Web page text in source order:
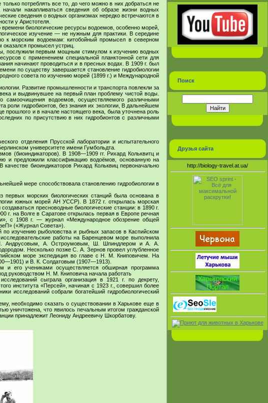
потреблять все то, до чего можно в них добраться не
накапливаться сведения об образе жизни водных
сведения о водных организмах нередко встречаются в
у Аристотеля.
биологические ресурсы водоемов, особенно морей,
изучение — не нужным для практики. В середине
к морским водоемам: китобойный промысел в северном
промысел устриц.
послужили первым мощным стимулом к изучению водных
с применением специальной планктонной сети для
начинают проводиться и в пресных водах. В 1909 г. был
по существу завершается становление гидробиологии
совета по изучению морей (1899 г.) и Международной
Развитие промышленности и транспорта повлекли за
и выдвинувшее на первый план проблему чистой воды.
водоемов, осуществляемого различными
роли гидробионтов, без знания их экологии, В дальнейшем
прошлого и в начале настоящего века, была уточнена роль
по присутствию в них гидробионтов с различными
отделения Прусской лаборатории и испытательного
университете имени Гумбольдта.
(биоиндикаторов). В 1908—1909 гг. Рихард Кольквитц и
и предложили классификацию водоёмов, основанную на
биоиндикаторов Рихард Кольквиц первоначально
мере способствовала становлению гидробиологии в
первых морских биологических станций была основана в
южных морей АН УССР). В 1872 г. открылась морская
пресноводные биологические станции: в 1890 г.
на Волге в Саратове открылась первая в Европе речная
с 1908 г. — журнал «Международное обозрение общей
(«Журнал Совета»).
изучению рыболовства и рыбных запасов в Каспийском
работы на Баренцевом море выполнила
Н. Андрусовым, А. Остроумовым, Ш. Шпиндлером и А. А.
Несколько позже С. А. Зернов провел углубленное
море экспедиция во главе с Н. М. Книповичем. На
и В. К. Солдатовым (1907—1913).
и его учениками осуществляется обширная программа
руководством Н. М. Книповича начала работать
сыграла организация в 1921 г. по декрету,
института «Персей», начиная с 1923 г., совершил более
исследований собрали богатейший гидробиологический
необходимо сказать о существовании в Харькове еще в
уничтожена, что явилось печальным итогом гражданской
принадлежит Леониду Андреевичу Шкорбатову.
Поиск
Друзья сайта
http://biology-travel.at.ua/